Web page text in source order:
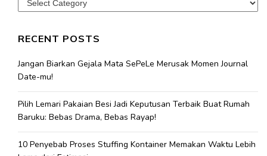
RECENT POSTS
Jangan Biarkan Gejala Mata SePeLe Merusak Momen Journal
Date-mu!
Pilih Lemari Pakaian Besi Jadi Keputusan Terbaik Buat Rumah
Baruku: Bebas Drama, Bebas Rayap!
10 Penyebab Proses Stuffing Kontainer Memakan Waktu Lebih